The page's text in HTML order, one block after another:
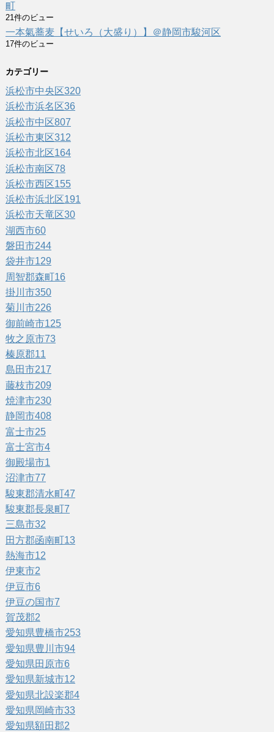
町
21件のビュー
一本氣蕎麦【せいろ（大盛り）】＠静岡市駿河区
17件のビュー
カテゴリー
浜松市中央区320
浜松市浜名区36
浜松市中区807
浜松市東区312
浜松市北区164
浜松市南区78
浜松市西区155
浜松市浜北区191
浜松市天竜区30
湖西市60
磐田市244
袋井市129
周智郡森町16
掛川市350
菊川市226
御前崎市125
牧之原市73
榛原郡11
島田市217
藤枝市209
焼津市230
静岡市408
富士市25
富士宮市4
御殿場市1
沼津市77
駿東郡清水町47
駿東郡長泉町7
三島市32
田方郡函南町13
熱海市12
伊東市2
伊豆市6
伊豆の国市7
賀茂郡2
愛知県豊橋市253
愛知県豊川市94
愛知県田原市6
愛知県新城市12
愛知県北設楽郡4
愛知県岡崎市33
愛知県額田郡2